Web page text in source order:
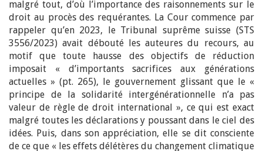
malgré tout, d’où l’importance des raisonnements sur le
droit au procès des requérantes. La Cour commence par
rappeler qu’en 2023, le Tribunal suprême suisse (STS
3556/2023) avait débouté les auteures du recours, au
motif que toute hausse des objectifs de réduction
imposait « d’importants sacrifices aux générations
actuelles » (pt. 265), le gouvernement glissant que le «
principe de la solidarité intergénérationnelle n’a pas
valeur de règle de droit international », ce qui est exact
malgré toutes les déclarations y poussant dans le ciel des
idées. Puis, dans son appréciation, elle se dit consciente
de ce que « les effets délétères du changement climatique